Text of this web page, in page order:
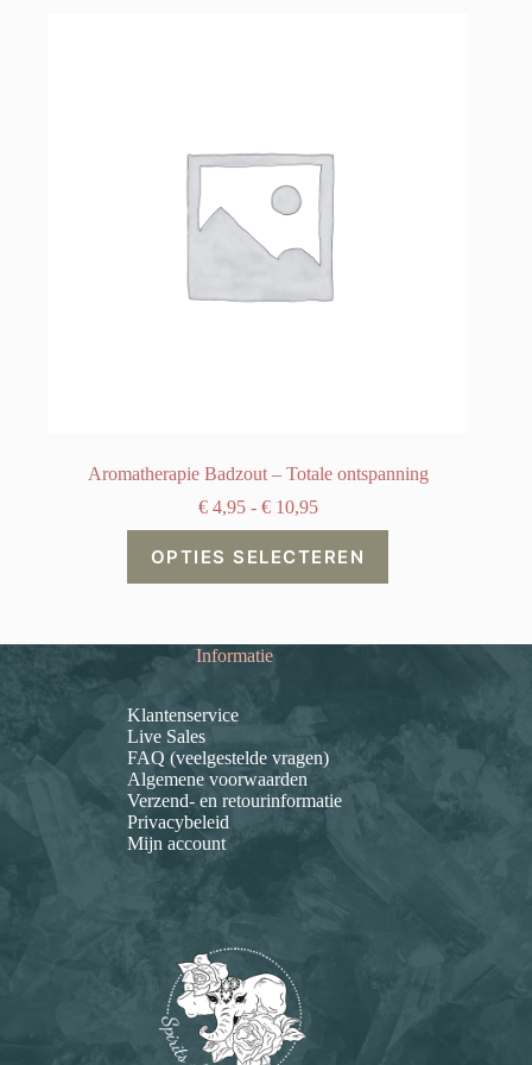
Aromatherapie Badzout – Totale ontspanning
€4,95 - €10,95Prijsklasse:
€ 4,95
tot
€ 10,95
OPTIES SELECTEREN
product
heeft
Deze
optie
gekozen
op
de
productpagina
Informatie
Klantenservice
Live Sales
FAQ (veelgestelde vragen)
Algemene voorwaarden
Verzend- en retourinformatie
Privacybeleid
Mijn account